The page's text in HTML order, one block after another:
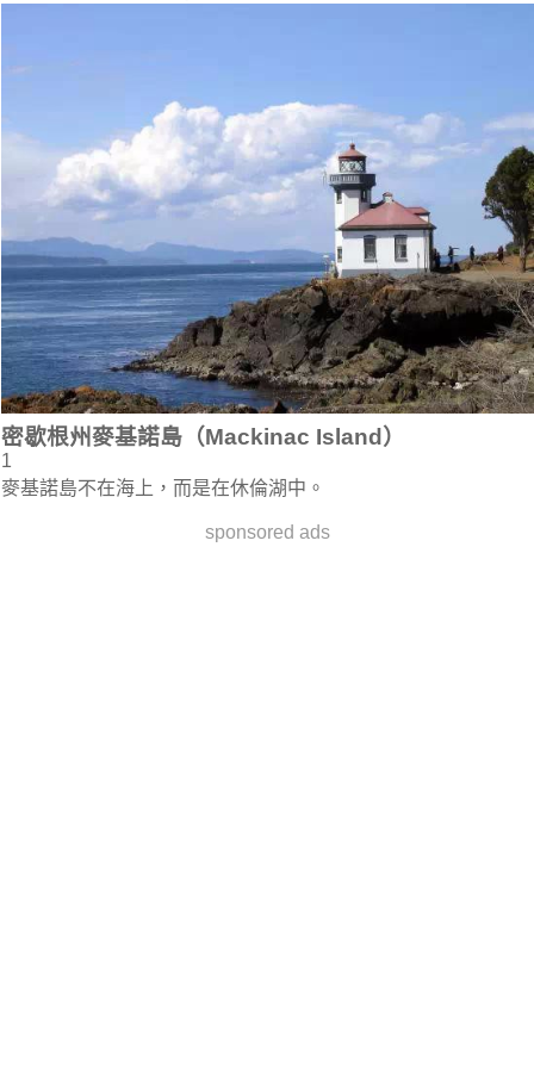
密歇根州麥基諾島（Mackinac Island）
1
麥基諾島不在海上，而是在休倫湖中。
sponsored ads